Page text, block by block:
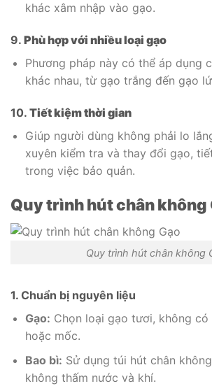
khác xâm nhập vào gạo.
9. Phù hợp với nhiều loại gạo
Phương pháp này có thể áp dụng
khác nhau, từ gạo trắng đến gạo
10. Tiết kiệm thời gian
Giúp người dùng không phải lo
xuyên kiểm tra và thay đổi gạo,
trong việc bảo quản.
Quy trình hút chân không
Quy trình hút chân không
1. Chuẩn bị nguyên liệu
Gạo: Chọn loại gạo tươi, không có
hoặc mốc.
Bao bì: Sử dụng túi hút chân
không thấm nước và khí.